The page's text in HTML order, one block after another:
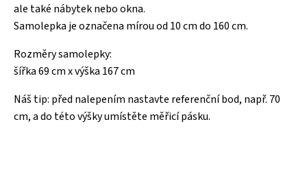
ale také nábytek nebo okna.
Samolepka je označena mírou od 10 cm do 160 cm.
Rozměry samolepky:
šířka 69 cm x výška 167 cm
Náš tip: před nalepením nastavte referenční bod, např. 70
cm, a do této výšky umístěte měřicí pásku.